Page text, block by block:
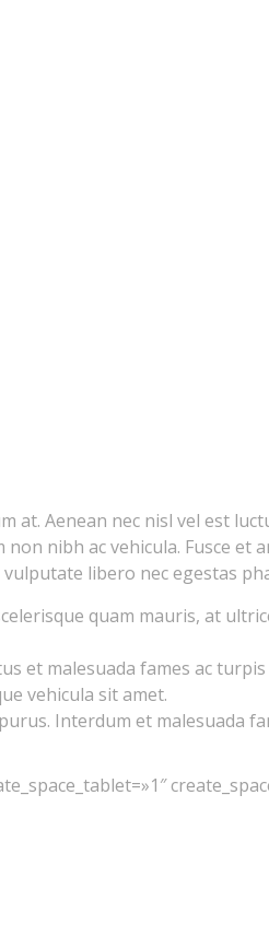
Aenean nec nisl vel est
nibh ac vehicula. Fusce et
libero nec egestas
quam mauris, at
et malesuada fames ac
vehicula sit amet.
Interdum et malesuada